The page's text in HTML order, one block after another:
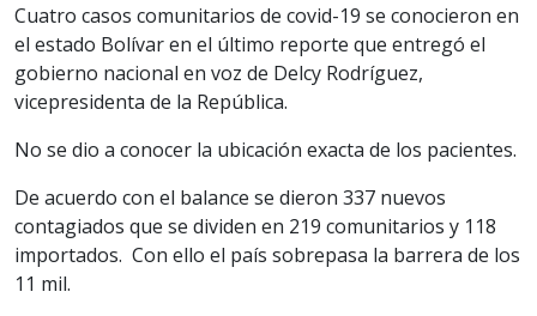
Cuatro casos comunitarios de covid-19 se conocieron en
el estado Bolívar en el último reporte que entregó el
gobierno nacional en voz de Delcy Rodríguez,
vicepresidenta de la República.
No se dio a conocer la ubicación exacta de los pacientes.
De acuerdo con el balance se dieron 337 nuevos
contagiados que se dividen en 219 comunitarios y 118
importados. Con ello el país sobrepasa la barrera de los
11 mil.